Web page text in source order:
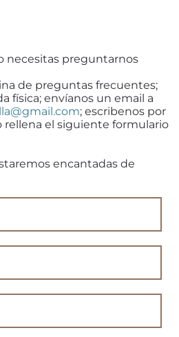
necesitas preguntarnos
de preguntas frecuentes;
física; envíanos un email a
; escribenos por
rellena el siguiente formulario
encantadas de